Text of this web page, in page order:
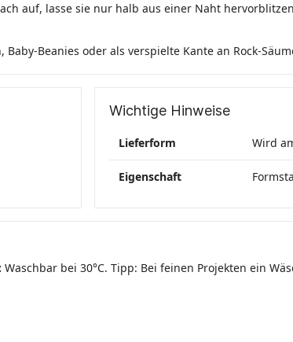
auf, lasse sie nur halb aus einer Naht
Beanies oder als verspielte Kante an Rock-
Wichtige Hinweise
Lieferform Wird
Eigenschaft
Waschbar bei 30°C. Tipp: Bei feinen Projekten ein